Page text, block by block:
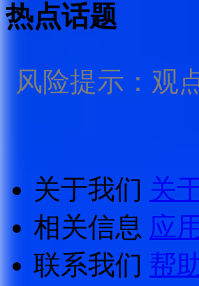
热点话题
风险提示：观
关于我们 关
相关信息 应
联系我们 帮